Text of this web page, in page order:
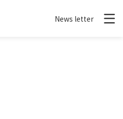
News letter